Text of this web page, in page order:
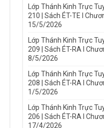
Lớp Thánh Kinh Trực
210 | Sách ÉT-TE I
15/5/2026
Lớp Thánh Kinh Trực
209 | Sách ÉT-RA I
8/5/2026
Lớp Thánh Kinh Trực
208 | Sách ÉT-RA I
1/5/2026
Lớp Thánh Kinh Trực
206 | Sách ÉT-RA I
17/4/2026